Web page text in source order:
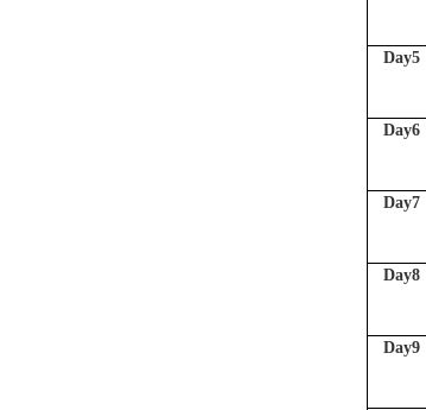
Day5
Day6
Day7
Day8
Day9